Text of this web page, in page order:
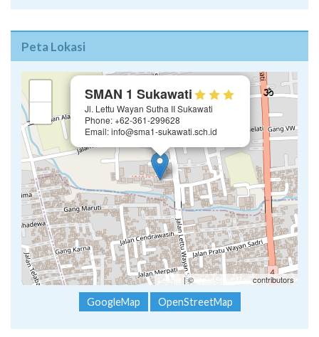
Peta Lokasi
SMAN 1 Sukawati
Jl. Lettu Wayan Sutha II Sukawati
Phone: +62-361-299628
Email: info@sma1-sukawati.sch.id
Leaflet | ©OpenStreetMap contributors
GoogleMap OpenStreetMap